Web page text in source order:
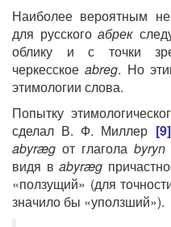
Наиболее вероятным
для русскогоабрек
облику и с точки
черкесскоеabreg. Но
этимологии слова.
Попытку
сделал В. Ф. Миллер [9]
abyræg от глагола byryn
видя в abyræg
«ползущий» (для
значило бы «уползший»).